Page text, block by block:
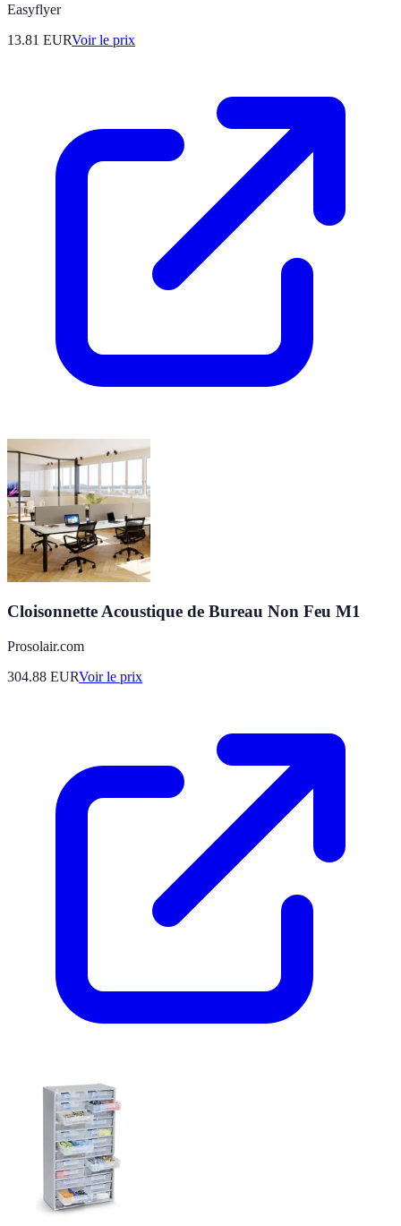
Easyflyer
13.81 EURVoir le prix
Cloisonnette Acoustique de Bureau Non Feu M1
Prosolair.com
304.88 EURVoir le prix